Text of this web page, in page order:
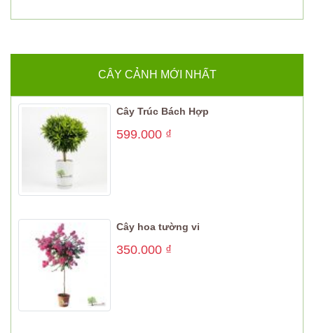
CÂY CẢNH MỚI NHẤT
Cây Trúc Bách Hợp
599.000 ₫
Cây hoa tường vi
350.000 ₫